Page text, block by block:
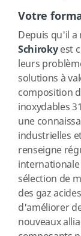
Votre
Depuis qu'il a
Schirokyest
leurs
solutions à
composition
inoxydables
une
industrielles
renseigne
internationale
sélection de
des gaz
d'améliorer
nouveaux